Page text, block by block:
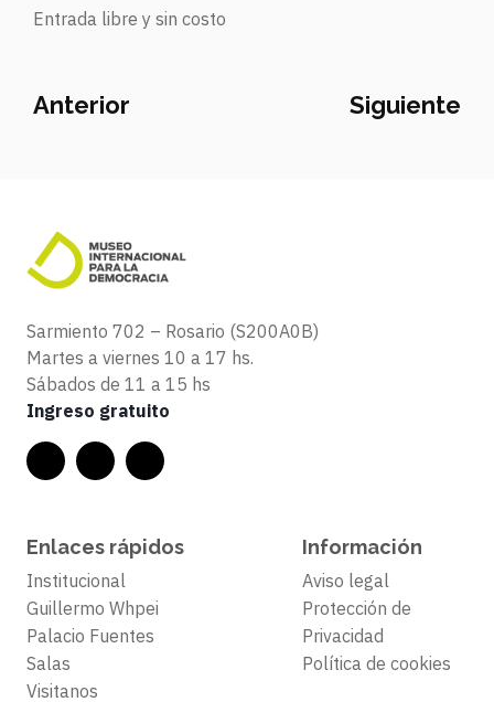
Entrada libre y sin costo
Anterior Siguiente
Sarmiento 702 – Rosario (S200A0B)
Martes a viernes 10 a 17 hs.
Sábados de 11 a 15 hs
Ingreso gratuito
Enlaces rápidos
Institucional
Guillermo Whpei
Palacio Fuentes
Salas
Visitanos
Información
Aviso legal
Protección de
Privacidad
Política de cookies